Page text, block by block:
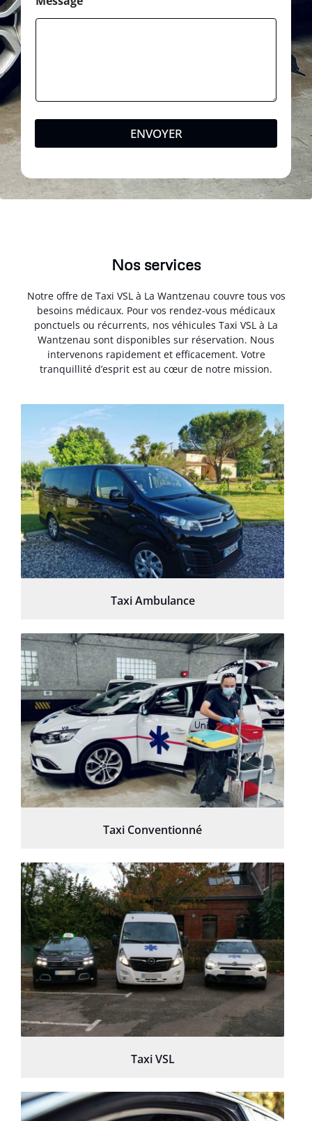
ENVOYER
Nos services
Notre offre de Taxi VSL à La Wantzenau couvre tous vos
besoins médicaux. Pour vos rendez-vous médicaux
ponctuels ou récurrents, nos véhicules Taxi VSL à La
Wantzenau sont disponibles sur réservation. Nous
intervenons rapidement et efficacement. Votre
tranquillité d’esprit est au cœur de notre mission.
Taxi Ambulance
Taxi Conventionné
Taxi VSL